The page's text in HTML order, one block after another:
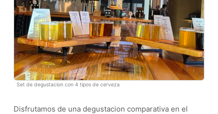
Set de degustacion con 4 tipos de cerveza
Disfrutamos de una degustacion comparativa en el